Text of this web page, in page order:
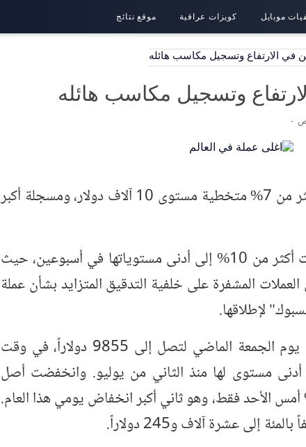
موبايل كويزات عراقية موقع نتائج
في الارتفاع وتسجيل مكاسب هائله
وتسجيل مكاسب هائله
قفزت عملة بيتكوين الرقمية أكثر من 7% متخطية مستوى 10 آلاف دولار، ومسجلة أكبر
وكانت عملة "بيتكوين" قد هوت أكثر من 10% إلى أدنى مستوياتها في أسبوعين، حيث
المشفرة على خلفية التدقيق المتزايد بشأن عملة
لإطلاقها.
وهوت "بيتكوين" 11.1% من يوم الجمعة الماضي لتصل إلى 9855 دولاراً، في وقت
أدنى مستوى لها منذ الثاني من يوليو. وانخفضت أصل
المشفرة بنسبة 10.4% أمس الأحد فقط، وهو ثاني أكبر انخفاض يومي هذا العام.
إلى عشرة آلاف و245 دولاراً.